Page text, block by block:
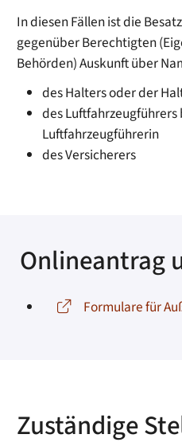
In diesen Fällen ist die
gegenüber Berechtigten
Behörden)Auskunft über
des Halters oder der
des
Luftfahrzeugführerin
des Versicherers
Onlineantrag
Formulare für
Zuständige